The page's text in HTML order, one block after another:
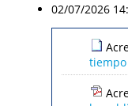
02/07/2026
tiempo